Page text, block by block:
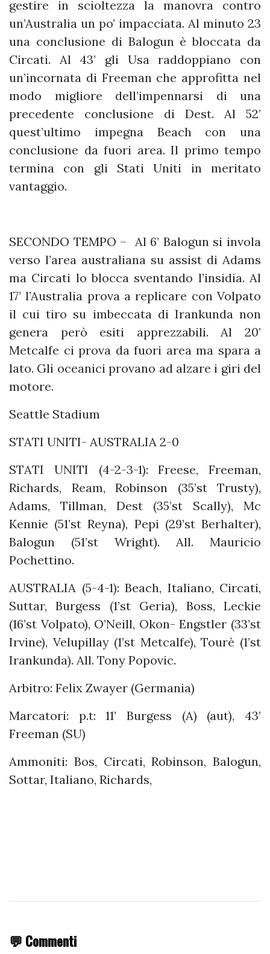
gestire in scioltezza la manovra contro
un’Australia un po’ impacciata. Al minuto 23
una conclusione di Balogun è bloccata da
Circati. Al 43’ gli Usa raddoppiano con
un’incornata di Freeman che approfitta nel
modo migliore dell’impennarsi di una
precedente conclusione di Dest. Al 52’
quest’ultimo impegna Beach con una
conclusione da fuori area. Il primo tempo
termina con gli Stati Uniti in meritato
vantaggio.
SECONDO TEMPO – Al 6’ Balogun si invola
verso l’area australiana su assist di Adams
ma Circati lo blocca sventando l’insidia. Al
17’ l’Australia prova a replicare con Volpato
il cui tiro su imbeccata di Irankunda non
genera però esiti apprezzabili. Al 20’
Metcalfe ci prova da fuori area ma spara a
lato. Gli oceanici provano ad alzare i giri del
motore.
Seattle Stadium
STATI UNITI- AUSTRALIA 2-0
STATI UNITI (4-2-3-1): Freese, Freeman,
Richards, Ream, Robinson (35’st Trusty),
Adams, Tillman, Dest (35’st Scally), Mc
Kennie (51’st Reyna), Pepi (29’st Berhalter),
Balogun (51’st Wright). All. Mauricio
Pochettino.
AUSTRALIA (5-4-1): Beach, Italiano, Circati,
Suttar, Burgess (1’st Geria), Boss, Leckie
(16’st Volpato), O’Neill, Okon- Engstler (33’st
Irvine), Velupillay (1’st Metcalfe), Tourè (1’st
Irankunda). All. Tony Popovic.
Arbitro: Felix Zwayer (Germania)
Marcatori: p.t: 11’ Burgess (A) (aut), 43’
Freeman (SU)
Ammoniti: Bos, Circati, Robinson, Balogun,
Sottar, Italiano, Richards,
💬 Commenti